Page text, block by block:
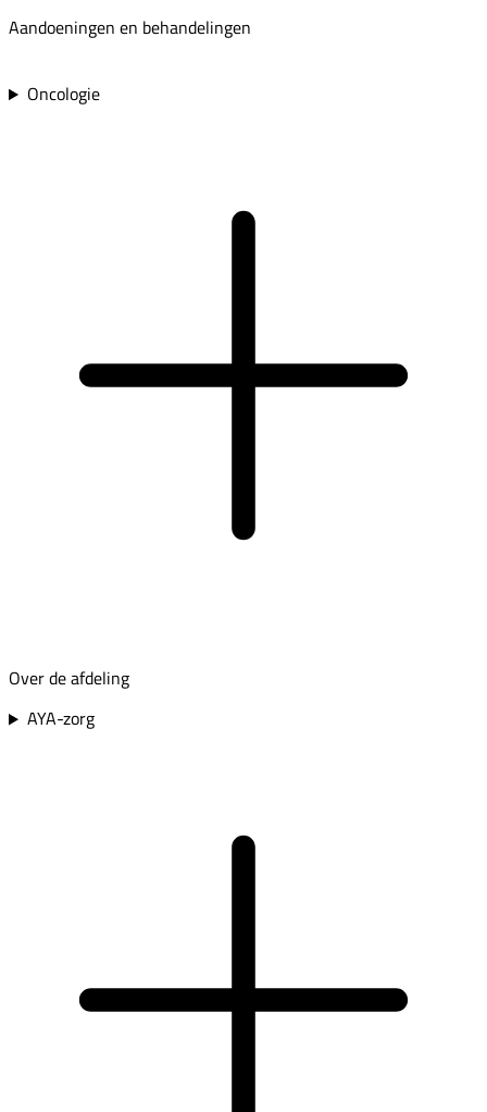
Aandoeningen en behandelingen
Oncologie
Over de afdeling
AYA-zorg